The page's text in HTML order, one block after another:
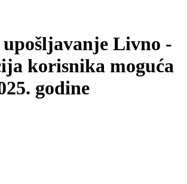
upošljavanje Livno -
korisnika moguća
godine